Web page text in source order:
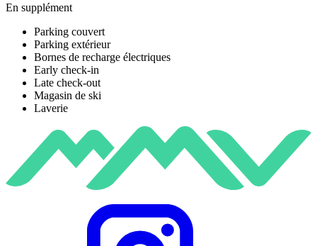
En supplément
Parking couvert
Parking extérieur
Bornes de recharge électriques
Early check-in
Late check-out
Magasin de ski
Laverie